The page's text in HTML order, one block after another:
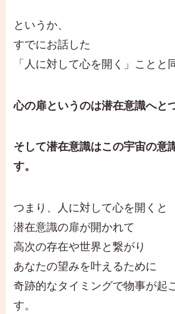
というか、
すでにお話した
「人に対して心を開く」ことと
心の扉というのは潜在意識へと
そして潜在意識はこの宇宙の意
す。
つまり、人に対して心を開くと
潜在意識の扉が開かれて
高次の存在や世界と繋がり
あなたの望みを叶えるために
奇跡的なタイミングで物事が起
す。